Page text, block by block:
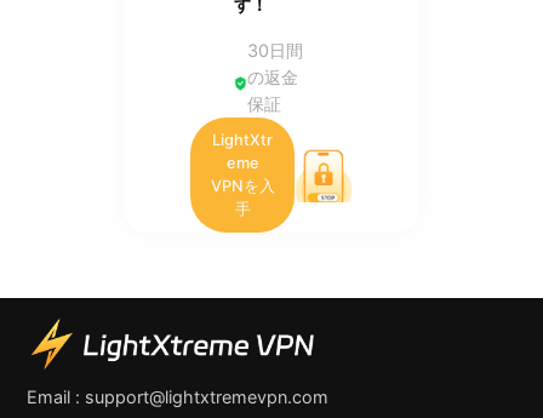
30日間
の返金
保証
LightXtr
eme
VPNを入
手
Email : support@lightxtremevpn.com